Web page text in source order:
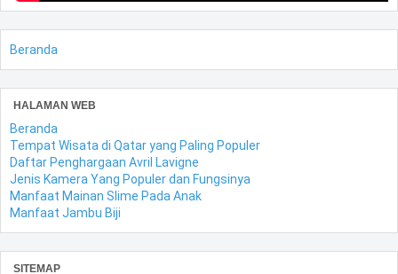
Beranda
HALAMAN WEB
Beranda
Tempat Wisata di Qatar yang Paling Populer
Daftar Penghargaan Avril Lavigne
Jenis Kamera Yang Populer dan Fungsinya
Manfaat Mainan Slime Pada Anak
Manfaat Jambu Biji
SITEMAP